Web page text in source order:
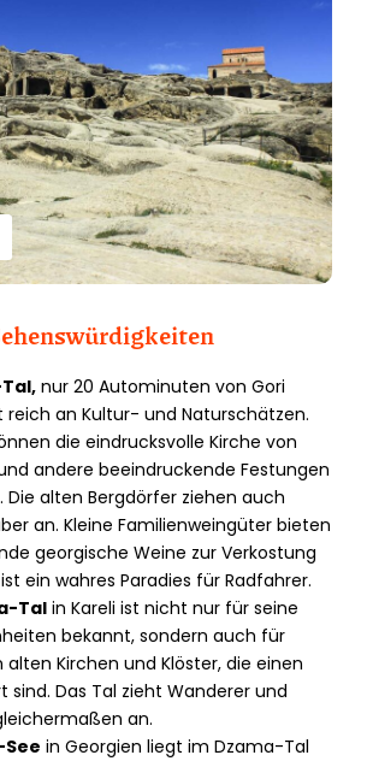
nur 20 Autominuten von Gori
an Kultur- und Naturschätzen.
die eindrucksvolle Kirche von
andere beeindruckende Festungen
Die alten Bergdörfer ziehen auch
an. Kleine Familienweingüter bieten
georgische Weine zur Verkostung
ein wahres Paradies für Radfahrer.
Tal in Kareli ist nicht nur für seine
bekannt, sondern auch für
alten Kirchen und Klöster, die einen
sind. Das Tal zieht Wanderer und
an.
in Georgien liegt im Dzama-Tal